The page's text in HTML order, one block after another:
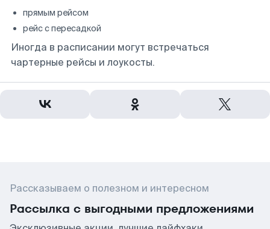
прямым рейсом
рейс с пересадкой
Иногда в расписании могут встречаться
чартерные рейсы и лоукосты.
Рассказываем о полезном и интересном
Рассылка с выгодными предложениями